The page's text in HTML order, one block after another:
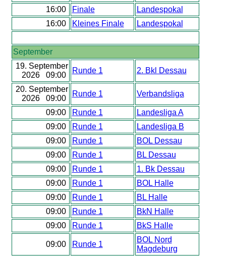
16:00 Finale
Landespokal
16:00
Kleines Finale Landespokal
September
19. September
2026 09:00
Runde 1 2. Bkl Dessau
20. September
2026 09:00
Runde 1 Verbandsliga
09:00 Runde 1
Landesliga A
09:00
Runde 1
Landesliga B
09:00
Runde 1
BOL Dessau
09:00
Runde 1
BL Dessau
09:00
Runde 1
1. Bk Dessau
09:00
Runde 1
BOL Halle
09:00
Runde 1
BL Halle
09:00
Runde 1
BkN Halle
09:00
Runde 1 BkS Halle
09:00 Runde 1
BOL Nord
Magdeburg